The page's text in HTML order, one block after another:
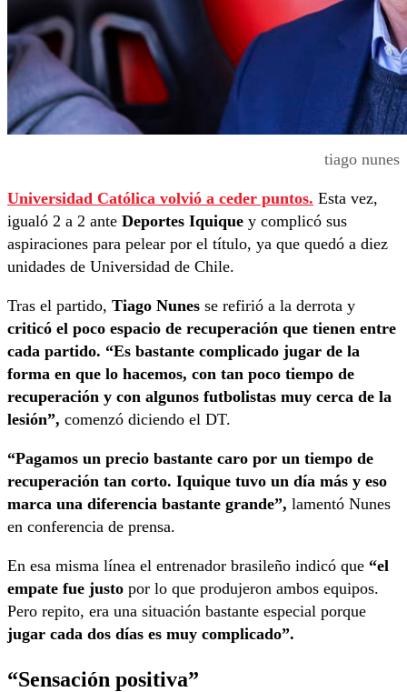
tiago nunes
Universidad Católica volvió a ceder puntos. Esta vez,
igualó 2 a 2 ante Deportes Iquique y complicó sus
aspiraciones para pelear por el título, ya que quedó a diez
unidades de Universidad de Chile.
Tras el partido, Tiago Nunes se refirió a la derrota y
criticó el poco espacio de recuperación que tienen entre
cada partido. “Es bastante complicado jugar de la
forma en que lo hacemos, con tan poco tiempo de
recuperación y con algunos futbolistas muy cerca de la
lesión”, comenzó diciendo el DT.
“Pagamos un precio bastante caro por un tiempo de
recuperación tan corto. Iquique tuvo un día más y eso
marca una diferencia bastante grande”, lamentó Nunes
en conferencia de prensa.
En esa misma línea el entrenador brasileño indicó que “el
empate fue justo por lo que produjeron ambos equipos.
Pero repito, era una situación bastante especial porque
jugar cada dos días es muy complicado”.
“Sensación positiva”